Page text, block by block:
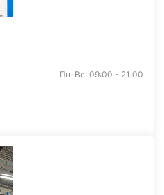
Пн-Вс: 09:00 - 21:00